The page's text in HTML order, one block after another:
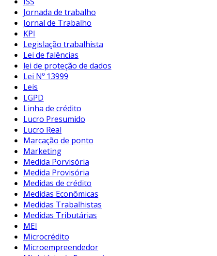
Jornada de trabalho
Jornal de Trabalho
KPI
Legislação trabalhista
Lei de falências
lei de proteção de dados
Lei Nº 13999
Leis
LGPD
Linha de crédito
Lucro Presumido
Lucro Real
Marcação de ponto
Marketing
Medida Porvisória
Medida Provisória
Medidas de crédito
Medidas Econômicas
Medidas Trabalhistas
Medidas Tributárias
MEI
Microcrédito
Microempreendedor